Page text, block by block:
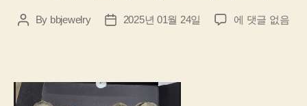
PostBy bbjewelry
Post2025년 01월 24일
제
에 댓글 없음